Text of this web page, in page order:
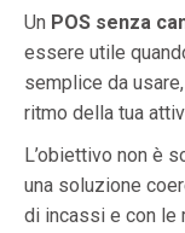
Un POS senza
essere utile
semplice da
ritmo della tua
L’obiettivo non è
una soluzione
di incassi e con le